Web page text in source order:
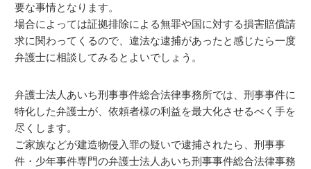
要な事情となります。
場合によっては証拠排除による無罪や国に対する損害賠償請
求に関わってくるので、違法な逮捕があったと感じたら一度
弁護士に相談してみるとよいでしょう。
弁護士法人あいち刑事事件総合法律事務所では、刑事事件に
特化した弁護士が、依頼者様の利益を最大化させるべく手を
尽くします。
ご家族などが建造物侵入罪の疑いで逮捕されたら、刑事事
件・少年事件専門の弁護士法人あいち刑事事件総合法律事務